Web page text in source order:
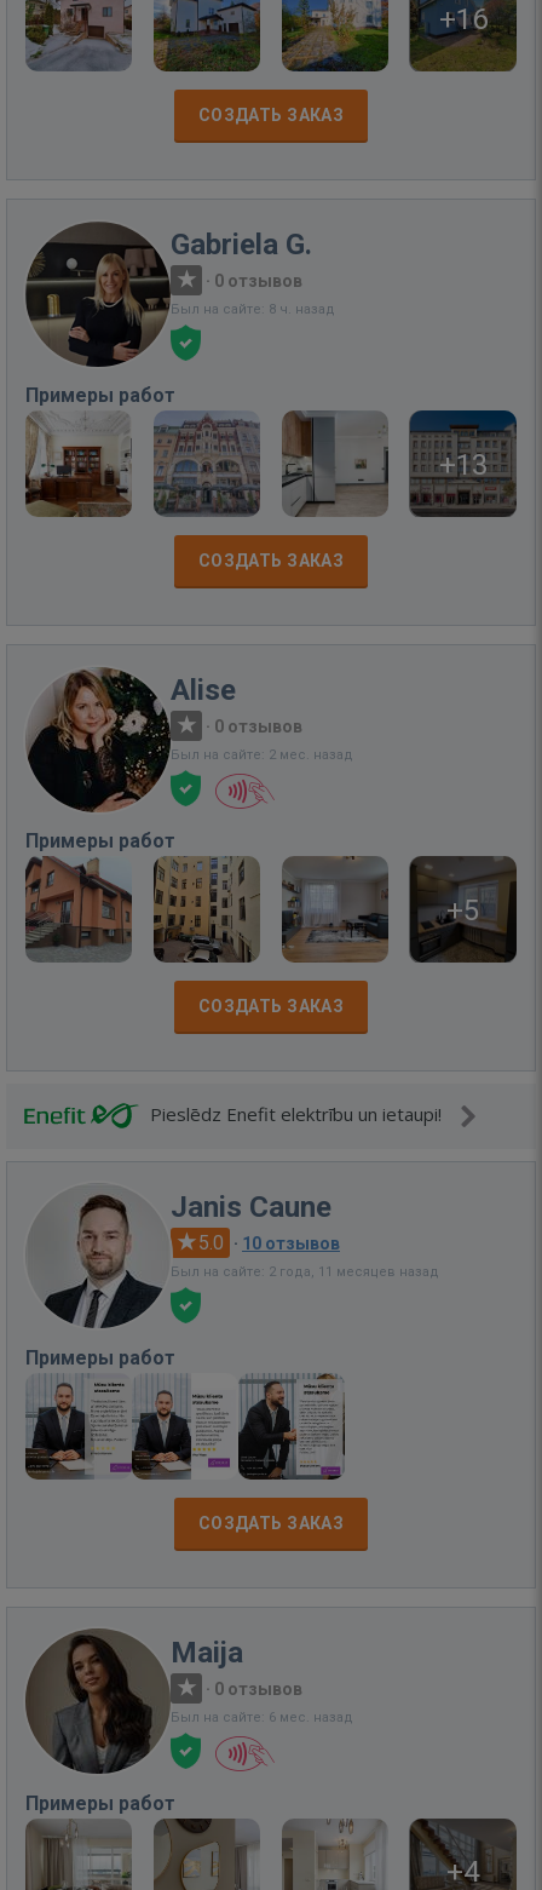
+16
СОЗДАТЬ ЗАКАЗ
Gabriela G.
· 0 отзывов
Был на сайте: 8 ч. назад
Примеры работ
+13
СОЗДАТЬ ЗАКАЗ
Alise
· 0 отзывов
Был на сайте: 2 мес. назад
Примеры работ
+5
СОЗДАТЬ ЗАКАЗ
Pieslēdz Enefit elektrību un ietaupi!
Janis Caune
5.0 · 10 отзывов
Был на сайте: 2 года, 11 месяцев назад
Примеры работ
СОЗДАТЬ ЗАКАЗ
Maija
· 0 отзывов
Был на сайте: 6 мес. назад
Примеры работ
+4